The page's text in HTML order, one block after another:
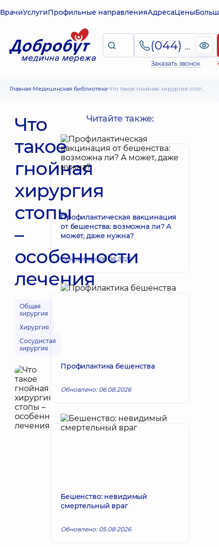
ВрачиУслугиПрофильные направленияАдресаЦены
(044) 495-2-888
Заказать звонок
Главная Медицинская библиотека Что такое гнойная хирургия стопы – особенности лечения
Что
такое
гнойная
хирургия
стопы
–
особенности
лечения
Общая
хирургия
Хирургия
Сосудистая
хирургия
Читайте также:
Профилактическая вакцинация
от бешенства: возможна ли? А
может, даже нужна?
Обновлено: 06.08.2026
Профилактика бешенства
Обновлено: 06.08.2026
Бешенство: невидимый
смертельный враг
Обновлено: 05.08.2026